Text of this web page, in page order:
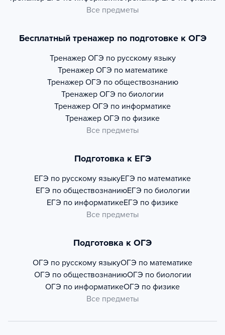
Все предметы
Бесплатный тренажер по подготовке к ОГЭ
Тренажер ОГЭ по русскому языку
Тренажер ОГЭ по математике
Тренажер ОГЭ по обществознанию
Тренажер ОГЭ по биологии
Тренажер ОГЭ по информатике
Тренажер ОГЭ по физике
Все предметы
Подготовка к ЕГЭ
ЕГЭ по русскому языкуЕГЭ по математике
ЕГЭ по обществознаниюЕГЭ по биологии
ЕГЭ по информатикеЕГЭ по физике
Все предметы
Подготовка к ОГЭ
ОГЭ по русскому языкуОГЭ по математике
ОГЭ по обществознаниюОГЭ по биологии
ОГЭ по информатикеОГЭ по физике
Все предметы